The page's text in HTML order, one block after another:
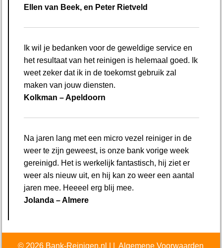
Ellen van Beek, en Peter Rietveld
Ik wil je bedanken voor de geweldige service en
het resultaat van het reinigen is helemaal goed. Ik
weet zeker dat ik in de toekomst gebruik zal
maken van jouw diensten.
Kolkman – Apeldoorn
Na jaren lang met een micro vezel reiniger in de
weer te zijn geweest, is onze bank vorige week
gereinigd. Het is werkelijk fantastisch, hij ziet er
weer als nieuw uit, en hij kan zo weer een aantal
jaren mee. Heeeel erg blij mee.
Jolanda – Almere
© 2026 Bank-Reinigen.nl Algemene Voorwaarden